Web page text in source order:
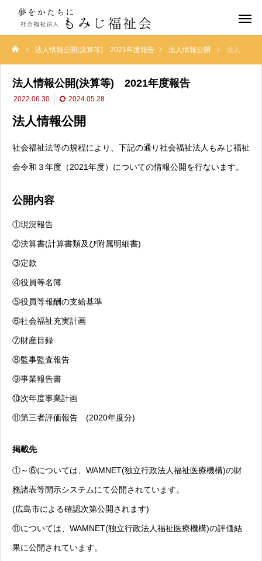
法人情報公開(決算等) 2021年度報告 法人情報公開 法人情報公開(決算等) 2021年度報告
法人情報公開(決算等) 2021年度報告
2022.06.30 2024.05.28
法人情報公開
社会福祉法等の規程により、下記の通り社会福祉法人もみじ福祉
会令和３年度（2021年度）についての情報公開を行ないます。
公開内容
①現況報告
②決算書(計算書類及び附属明細書)
③定款
④役員等名簿
⑤役員等報酬の支給基準
⑥社会福祉充実計画
⑦財産目録
⑧監事監査報告
⑨事業報告書
⑩次年度事業計画
⑪第三者評価報告 (2020年度分)
掲載先
①～⑥については、WAMNET(独立行政法人福祉医療機構)の財
務諸表等開示システムにて公開されています。
(広島市による確認次第公開されます)
⑪については、WAMNET(独立行政法人福祉医療機構)の評価結
果に公開されています。